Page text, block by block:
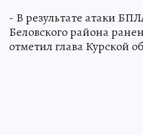
- В результате атаки
Беловского района
отметил глава Курской